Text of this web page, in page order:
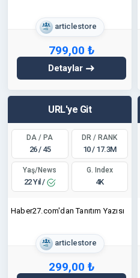
articlestore
799,00 ₺
Detaylar
URL'ye Git
DA / PA
26 / 45
DR / RANK
10 / 17.3M
Yaş/News
22 Yıl /
G. Index
4K
Haber27.com'dan Tanıtım Yazısı
articlestore
299,00 ₺